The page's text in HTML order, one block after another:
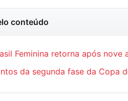
conteúdo
Feminina retorna após nove
da segunda fase da Copa